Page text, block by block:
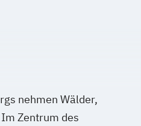
nehmen Wälder,
Zentrum des